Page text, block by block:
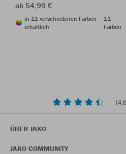
ab 54,99 €
in 11 verschiedenen Farben
erhältlich
11
Farben
(
ÜBER JAKO
JAKO COMMUNITY